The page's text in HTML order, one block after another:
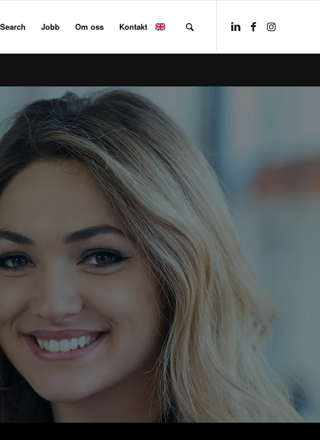
Search Jobb Om oss Kontakt